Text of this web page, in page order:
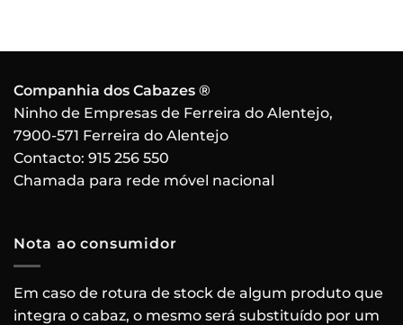
Companhia dos Cabazes ®
Ninho de Empresas de Ferreira do Alentejo,
7900-571 Ferreira do Alentejo
Contacto: 915 256 550
Chamada para rede móvel nacional
Nota ao consumidor
Em caso de rotura de stock de algum produto que
integra o cabaz, o mesmo será substituído por um